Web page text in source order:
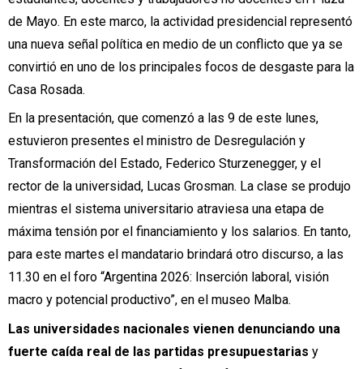
de Mayo. En este marco, la actividad presidencial representó
una nueva señal política en medio de un conflicto que ya se
convirtió en uno de los principales focos de desgaste para la
Casa Rosada.
En la presentación, que comenzó a las 9 de este lunes,
estuvieron presentes el ministro de Desregulación y
Transformación del Estado, Federico Sturzenegger, y el
rector de la universidad, Lucas Grosman. La clase se produjo
mientras el sistema universitario atraviesa una etapa de
máxima tensión por el financiamiento y los salarios. En tanto,
para este martes el mandatario brindará otro discurso, a las
11.30 en el foro “Argentina 2026: Inserción laboral, visión
macro y potencial productivo”, en el museo Malba.
Las universidades nacionales vienen denunciando una
fuerte caída real de las partidas presupuestarias y